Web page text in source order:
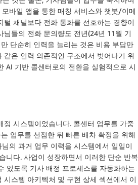
바일 앱을 통한 매칭 서비스와 챗봇/이메
채널보다 전화 통화를 선호하는 경향이
들의 전화 문의량도 전년(24년 11월 기
단순히 인력을 늘리는 것은 비용 부담만
은 인력 의존적인 구조에서 벗어나기 위
AI 기반 콜센터로의 전환을 실험적으로 시
정 시스템이었습니다. 콜센터 업무를 가중
업무를 선점한 뒤 빠른 배차 확정을 위해
의 과거 업무 이력을 시스템에서 일일이
니다. 사업이 성장하면서 이러한 단순 반복
있도록 기사 배정 프로세스를 자동화하는
시스템 아키텍처 및 구현 상세 섹션에서 이